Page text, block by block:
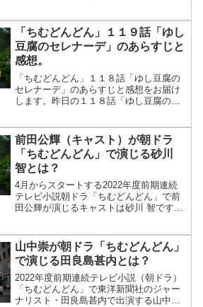
コックです。
「ちむどんどん」１１９話「ゆし
豆腐のセレナーデ」のあらすじと
感想。
「ちむどんどん」１１８話「ゆし豆腐の
セレナーデ」のあらすじと感想をお届け
します。昨日の１１８話「ゆし豆腐のセ
は、その和彦の言葉で勇気をもらったの
でしょう。そして決意をするのです。
「ちむどんどん」１１９話「ゆし豆腐の
セレナーデ」のあらすじと感想。放送
日：９月２２日週タイトル：２４週「ゆ
し豆腐のセレナーデ」智は歌子に一世一
代のプロ...
前田公輝（キャスト）が朝ドラ
「ちむどんどん」で演じる砂川
智とは？
4月からスタートする2022年度前期連続
テレビ小説朝ドラ「ちむどんどん」で前
田公輝が演じるキャストは砂川 智です。
の人生を描く物語です。
山中崇が朝ドラ「ちむどんどん」
で演じる田良島甚内とは？
2022年度前期連続テレビ小説（朝ドラ）
「ちむどんどん」で東洋新聞社のジャー
ナリスト・田良島甚内で出演する山中崇